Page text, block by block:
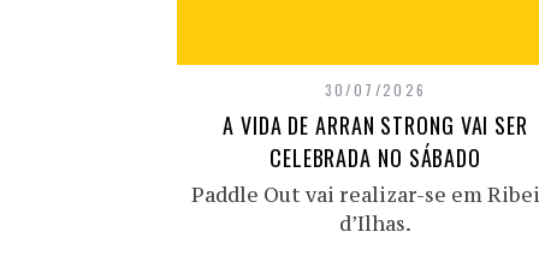
30/07/2026
A VIDA DE ARRAN STRONG VAI SER
CELEBRADA NO SÁBADO
Paddle Out vai realizar-se em
d’Ilhas.